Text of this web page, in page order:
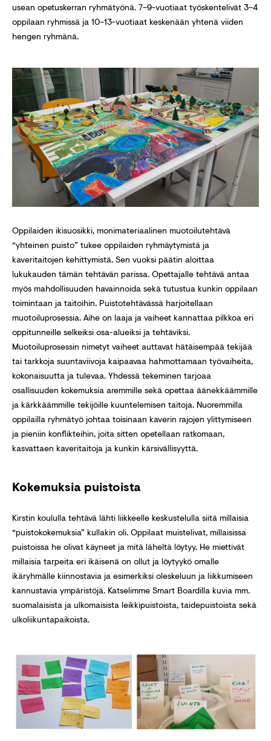
usean opetuskerran ryhmätyönä. 7–9-vuotiaat työskentelivät 3–4
oppilaan ryhmissä ja 10–13-vuotiaat keskenään yhtenä viiden
hengen ryhmänä.
Oppilaiden ikisuosikki, monimateriaalinen muotoilutehtävä
“yhteinen puisto” tukee oppilaiden ryhmäytymistä ja
kaveritaitojen kehittymistä. Sen vuoksi päätin aloittaa
lukukauden tämän tehtävän parissa. Opettajalle tehtävä antaa
myös mahdollisuuden havainnoida sekä tutustua kunkin oppilaan
toimintaan ja taitoihin. Puistotehtävässä harjoitellaan
muotoiluprosessia. Aihe on laaja ja vaiheet kannattaa pilkkoa eri
oppitunneille selkeiksi osa-alueiksi ja tehtäviksi.
Muotoiluprosessin nimetyt vaiheet auttavat hätäisempää tekijää
tai tarkkoja suuntaviivoja kaipaavaa hahmottamaan työvaiheita,
kokonaisuutta ja tulevaa. Yhdessä tekeminen tarjoaa
osallisuuden kokemuksia aremmille sekä opettaa äänekkäämmille
ja kärkkäämmille tekijöille kuuntelemisen taitoja. Nuoremmilla
oppilailla ryhmätyö johtaa toisinaan kaverin rajojen ylittymiseen
ja pieniin konflikteihin, joita sitten opetellaan ratkomaan,
kasvattaen kaveritaitoja ja kunkin kärsivällisyyttä.
Kokemuksia puistoista
Kirstin koululla tehtävä lähti liikkeelle keskustelulla siitä millaisia
“puistokokemuksia” kullakin oli. Oppilaat muistelivat, millaisissa
puistoissa he olivat käyneet ja mitä läheltä löytyy. He miettivät
millaisia tarpeita eri ikäisenä on ollut ja löytyykö omalle
ikäryhmälle kiinnostavia ja esimerkiksi oleskeluun ja liikkumiseen
kannustavia ympäristöjä. Katselimme Smart Boardilla kuvia mm.
suomalaisista ja ulkomaisista leikkipuistoista, taidepuistoista sekä
ulkoliikuntapaikoista.